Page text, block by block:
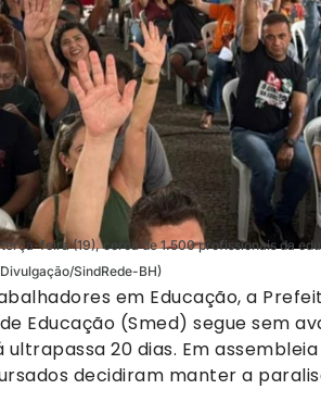
feira (19), cerca de 1.500 profissionais da
SindRede-BH)
em Educação, a
Educação (Smed) segue sem
ultrapassa 20 dias. Em
decidiram manter a